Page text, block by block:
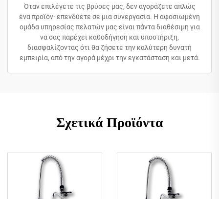
Όταν επιλέγετε τις βρύσες μας, δεν αγοράζετε απλώς
ένα προϊόν· επενδύετε σε μια συνεργασία. Η αφοσιωμένη
ομάδα υπηρεσίας πελατών μας είναι πάντα διαθέσιμη για
να σας παρέχει καθοδήγηση και υποστήριξη,
διασφαλίζοντας ότι θα ζήσετε την καλύτερη δυνατή
εμπειρία, από την αγορά μέχρι την εγκατάσταση και μετά.
Σχετικά Προϊόντα